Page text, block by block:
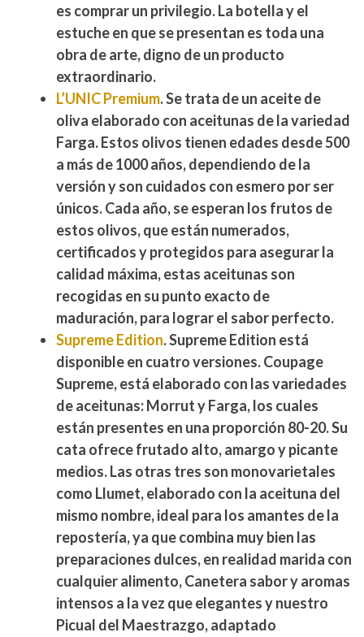
es comprar un privilegio. La botella y el
estuche en que se presentan es toda una
obra de arte, digno de un producto
extraordinario.
L’UNIC Premium. Se trata de un aceite de
oliva elaborado con aceitunas de la variedad
Farga. Estos olivos tienen edades desde 500
a más de 1000 años, dependiendo de la
versión y son cuidados con esmero por ser
únicos. Cada año, se esperan los frutos de
estos olivos, que están numerados,
certificadosy protegidos para asegurar la
calidad máxima, estas aceitunas son
recogidas en su punto exacto de
maduración, para lograr el sabor perfecto.
Supreme Edition. Supreme Edition está
disponible en cuatro versiones. Coupage
Supreme, está elaborado con las variedades
de aceitunas:MorrutyFarga, los cuales
están presentes en una proporción 80-20. Su
cata ofrece frutado alto, amargo y picante
medios. Las otras tres son monovarietales
como Llumet, elaborado con la aceituna del
mismo nombre, ideal para los amantes de la
repostería, ya que combina muy bien las
preparaciones dulces, en realidad marida con
cualquier alimento,Canetera sabor y aromas
intensos a la vez que elegantes y nuestro
Picual del Maestrazgo, adaptado